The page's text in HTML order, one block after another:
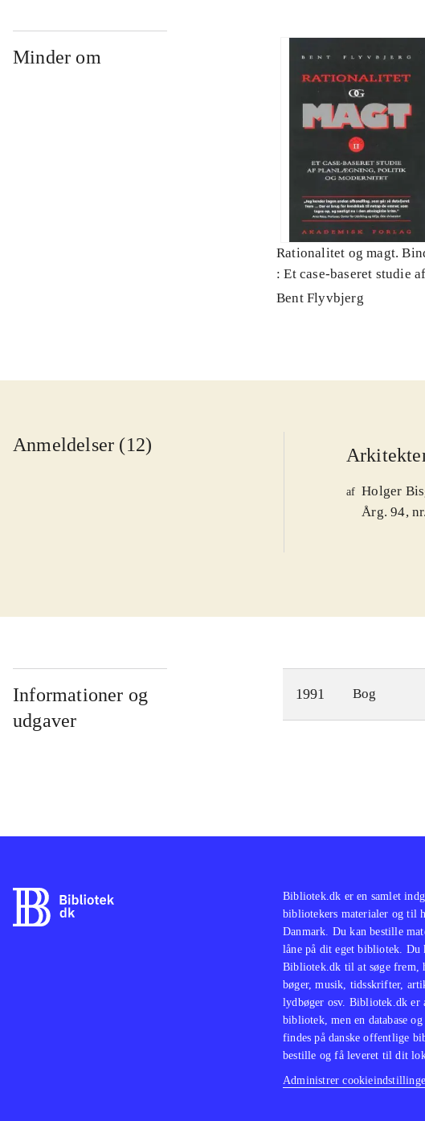
Minder om
Rationalitet og magt.
: Et case-baseret studie af
planlægning, politik og
Bent Flyvbjerg
Anmeldelser (12)
af Holger
Årg. 94,
Informationer og
udgaver
1991 Bog
Bibliotek.dk er en samlet
bibliotekers materialer og til
Danmark. Du kan bestille
låne på dit eget bibliotek. Du
Bibliotek.dk til at søge frem,
bøger, musik, tidsskrifter,
lydbøger osv. Bibliotek.dk er
bibliotek, men en database
findes på danske offentlige
bestille og få leveret til dit
Administrer